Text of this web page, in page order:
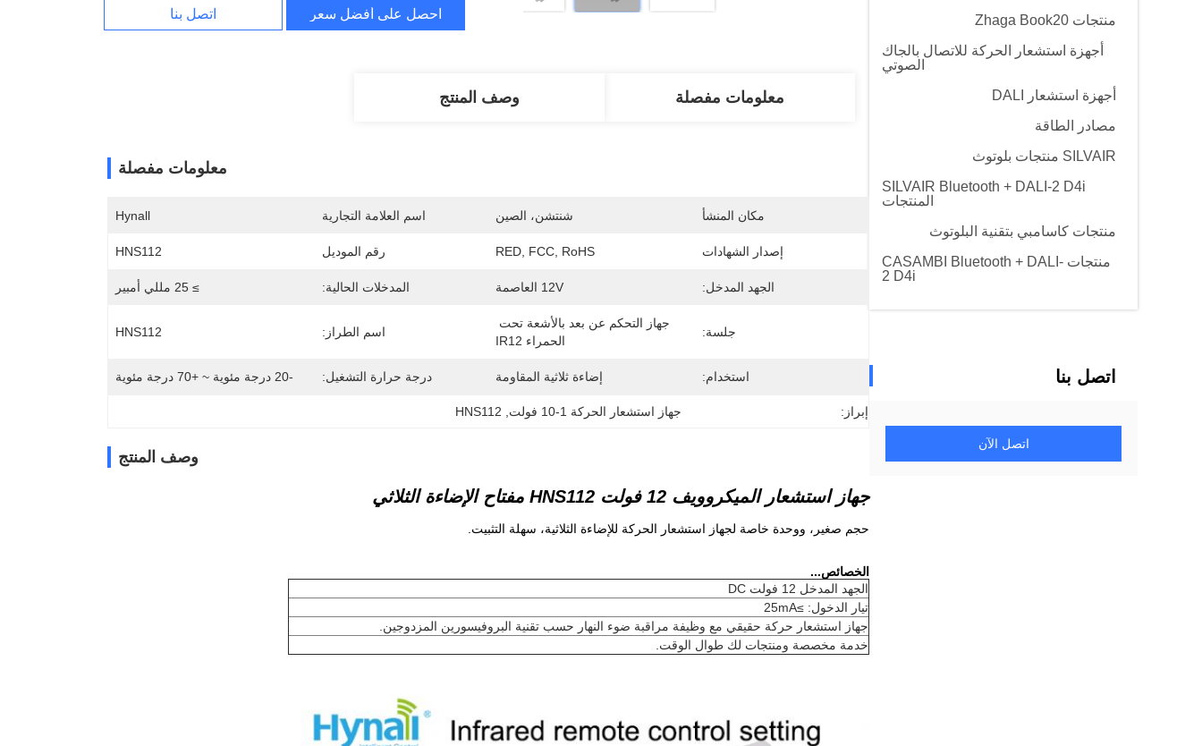
منتجات Zhaga Book20
أجهزة استشعار الحركة للاتصال بالجاك
الصوتي
أجهزة استشعار DALI
مصادر الطاقة
SILVAIR منتجات بلوتوث
SILVAIR Bluetooth + DALI-2 D4i
المنتجات
منتجات كاسامبي بتقنية البلوتوث
منتجات CASAMBI Bluetooth + DALI-
2 D4i
اتصل بنا
اتصل الآن
احصل على أفضل سعر اتصل بنا
معلومات مفصلة وصف المنتج
معلومات مفصلة
مكان المنشأ شنتشن، الصين اسم العلامة التجارية Hynall
إصدار الشهادات RED, FCC, RoHS رقم الموديل HNS112
الجهد المدخل: 12V العاصمة المدخلات الحالية: ≥ 25 مللي أمبير
جلسة:
الحمراء IR12
اسم الطراز: HNS112
استخدام: إضاءة ثلاثية المقاومة درجة حرارة التشغيل: -20 درجة مئوية ~ +70 درجة مئوية
إبراز: جهاز استشعار الحركة 1-10 فولت HNS112
وصف المنتج
جهاز استشعار الميكروويف 12 فولت HNS112 مفتاح الإضاءة الثلاثي
حجم صغير، ووحدة خاصة لجهاز استشعار الحركة للإضاءة الثلاثية، سهلة التثبيت.
الخصائص...
الجهد المدخل 12 فولت DC
تيار الدخول: ≥25mA
جهاز استشعار حركة حقيقي مع وظيفة مراقبة ضوء النهار حسب تقنية البروفيسورين المزدوجين.
خدمة مخصصة ومنتجات لك طوال الوقت.